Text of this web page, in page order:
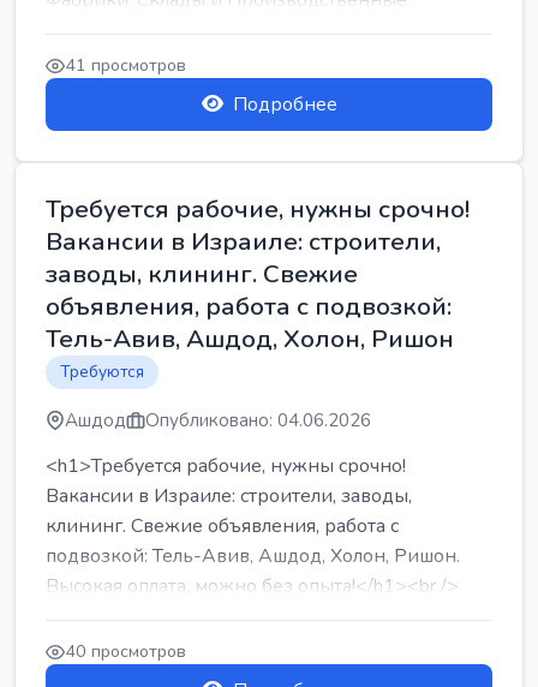
заводы** ...
41 просмотров
Подробнее
Требуется рабочие, нужны срочно!
Вакансии в Израиле: строители,
заводы, клининг. Свежие
объявления, работа с подвозкой:
Тель-Авив, Ашдод, Холон, Ришон
Требуются
Ашдод Опубликовано: 04.06.2026
<h1>Требуется рабочие, нужны срочно!
Вакансии в Израиле: строители, заводы,
клининг. Свежие объявления, работа с
подвозкой: Тель-Авив, Ашдод, Холон, Ришон.
Высокая оплата, можно без опыта!</h1><br />
...
40 просмотров